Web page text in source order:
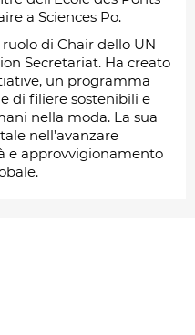
a Sciences Po.
di Chair dello UN
Secretariat. Ha creato
un programma
di filiere sostenibili e
nella moda. La sua
nell’avanzare
e approvvigionamento